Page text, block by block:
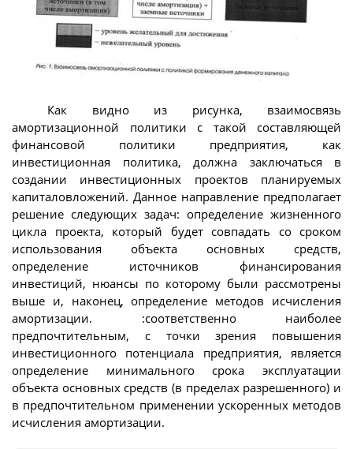
Как видно из рисунка, взаимосвязь
амортизационной политики с такой составляющей
финансовой политики предприятия, как
инвестиционная политика, должна заключаться в
создании инвестиционных проектов планируемых
капиталовложений. Данное направление предполагает
решение следующих задач: определение жизненного
цикла проекта, который будет совпадать со сроком
использования объекта основных средств,
определение источников финансирования
инвестиций, нюансы по которому были рассмотрены
выше и, наконец, определение методов исчисления
амортизации. :соответственно наиболее
предпочтительным, с точки зрения повышения
инвестиционного потенциала предприятия, является
определение минимального срока эксплуатации
объекта основных средств (в пределах разрешенного) и
в предпочтительном применении ускоренных методов
исчисления амортизации.